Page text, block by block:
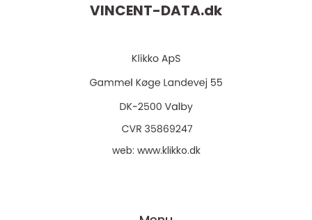
VINCENT-DATA.dk
web: www.klikko.dk